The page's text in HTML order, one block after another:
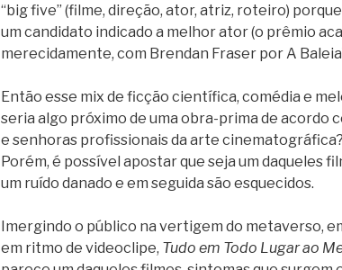
“big five” (filme, direção, ator, atriz, roteiro)
um candidato indicado a melhor ator (o prêmio
merecidamente, com Brendan Fraser por A
Então esse mix de ficção científica, comédia e
seria algo próximo de uma obra-prima de acordo
e senhoras profissionais da arte
Porém, é possível apostar que seja um daqueles
um ruído danado e em seguida são esquecidos.
Imergindo o público na vertigem do metaverso,
em ritmo de videoclipe, Tudo em Todo Lugar ao